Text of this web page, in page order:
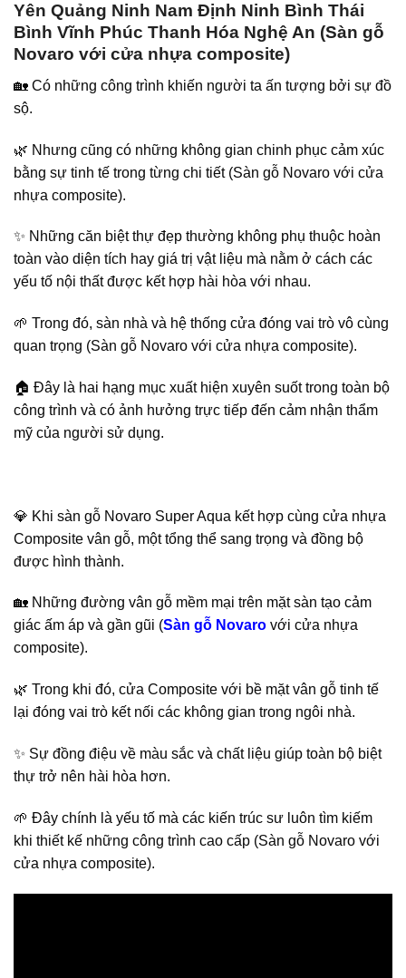
Yên Quảng Ninh Nam Định Ninh Bình Thái
Bình Vĩnh Phúc Thanh Hóa Nghệ An (Sàn gỗ
Novaro với cửa nhựa composite)
🏡 Có những công trình khiến người ta ấn tượng bởi sự đồ
sộ.
🌿 Nhưng cũng có những không gian chinh phục cảm xúc
bằng sự tinh tế trong từng chi tiết (Sàn gỗ Novaro với cửa
nhựa composite).
✨ Những căn biệt thự đẹp thường không phụ thuộc hoàn
toàn vào diện tích hay giá trị vật liệu mà nằm ở cách các
yếu tố nội thất được kết hợp hài hòa với nhau.
🌱 Trong đó, sàn nhà và hệ thống cửa đóng vai trò vô cùng
quan trọng (Sàn gỗ Novaro với cửa nhựa composite).
🏠 Đây là hai hạng mục xuất hiện xuyên suốt trong toàn bộ
công trình và có ảnh hưởng trực tiếp đến cảm nhận thẩm
mỹ của người sử dụng.
💎 Khi sàn gỗ Novaro Super Aqua kết hợp cùng cửa nhựa
Composite vân gỗ, một tổng thể sang trọng và đồng bộ
được hình thành.
🏡 Những đường vân gỗ mềm mại trên mặt sàn tạo cảm
giác ấm áp và gần gũi (Sàn gỗ Novaro với cửa nhựa
composite).
🌿 Trong khi đó, cửa Composite với bề mặt vân gỗ tinh tế
lại đóng vai trò kết nối các không gian trong ngôi nhà.
✨ Sự đồng điệu về màu sắc và chất liệu giúp toàn bộ biệt
thự trở nên hài hòa hơn.
🌱 Đây chính là yếu tố mà các kiến trúc sư luôn tìm kiếm
khi thiết kế những công trình cao cấp (Sàn gỗ Novaro với
cửa nhựa composite).